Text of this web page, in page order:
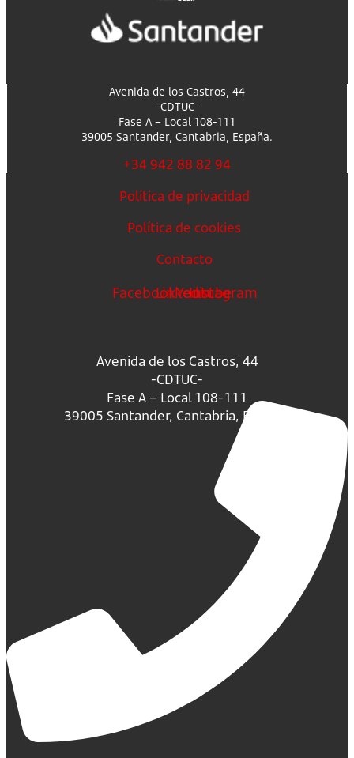
Avenida de los Castros, 44
-CDTUC-
Fase A – Local 108-111
39005 Santander, Cantabria, España.
+34 942 88 82 94
Política de privacidad
Política de cookies
Contacto
FacebookLinkedin
Youtube
Instagram
Avenida de los Castros, 44
-CDTUC-
Fase A – Local 108-111
39005 Santander, Cantabria, España.